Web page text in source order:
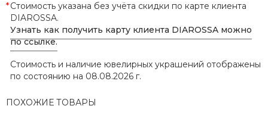
*Стоимость указана без учёта скидки по карте клиента
DIAROSSA.
Узнать как получить карту клиента DIAROSSA можно
по ссылке.
Стоимость и наличие ювелирных украшений отображены
по состоянию на 08.08.2026 г.
ПОХОЖИЕ ТОВАРЫ